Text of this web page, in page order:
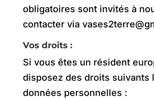
obligatoires sont invités à
contacter via
Vos droits :
Si vous êtes un résident
disposez des droits suivants
données personnelles :